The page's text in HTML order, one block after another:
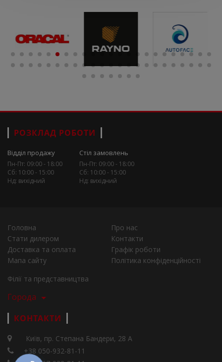
РОЗКЛАД РОБОТИ
Відділ продажу
Пн-Пт: 09:00 - 18:00
Сб: 10:00 - 15:00
Нд: вихідний
Стіл замовлень
Пн-Пт: 09:00 - 18:00
Сб: 10:00 - 15:00
Нд: вихідний
Головна
Про нас
Стати дилером
Контакти
Доставка та оплата
Графік роботи
Мапа сайту
Політика конфіденційності
Філії та представництва
Города
КОНТАКТИ
Київ, пр. Степана Бандери, 28 А
+38 050-932-81-11